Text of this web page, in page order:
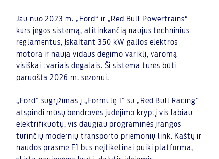
Jau nuo 2023 m. „Ford“ ir „Red Bull Powertrains“
kurs jėgos sistemą, atitinkančią naujus techninius
reglamentus, įskaitant 350 kW galios elektros
motorą ir naują vidaus degimo variklį, varomą
visiškai tvariais degalais. Ši sistema turės būti
paruošta 2026 m. sezonui.
„Ford“ sugrįžimas į „Formulę 1“ su „Red Bull Racing“
atspindi mūsų bendrovės judėjimo kryptį vis labiau
elektrifikuotų, vis daugiau programinės įrangos
turinčių modernių transporto priemonių link. Kaštų ir
naudos prasme F1 bus neįtikėtinai puiki platforma,